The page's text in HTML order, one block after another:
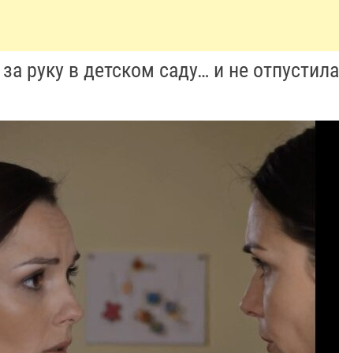
руку в детском саду… и не отпустила